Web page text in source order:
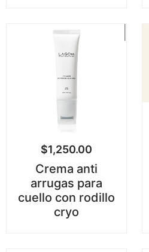
$1,250.00
Crema anti
arrugas para
cuello con rodillo
cryo